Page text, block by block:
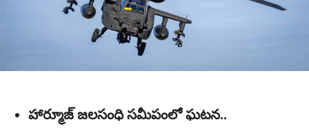
హార్మూజ్ జలసంధి సమీపంలో ఘటన..